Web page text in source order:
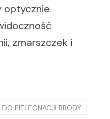
optycznie
zmarszczek i
PIELEGNACJI BRODY